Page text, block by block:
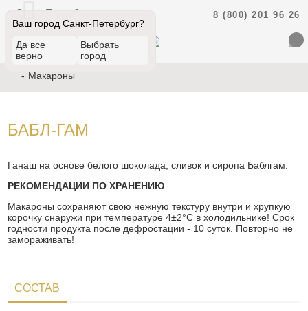
Санкт-Петербург 8 (800) 201 96 26
Ваш город Санкт-Петербург?
Да все
верно
Выбрать
город
Макароны
БАБЛ-ГАМ
Ганаш на основе белого шоколада, сливок и сиропа Баблгам.
РЕКОМЕНДАЦИИ ПО ХРАНЕНИЮ
Макароны сохраняют свою нежную текстуру внутри и хрупкую
корочку снаружи при температуре 4±2°С в холодильнике! Срок
годности продукта после дефростации - 10 суток. Повторно не
замораживать!
СОСТАВ